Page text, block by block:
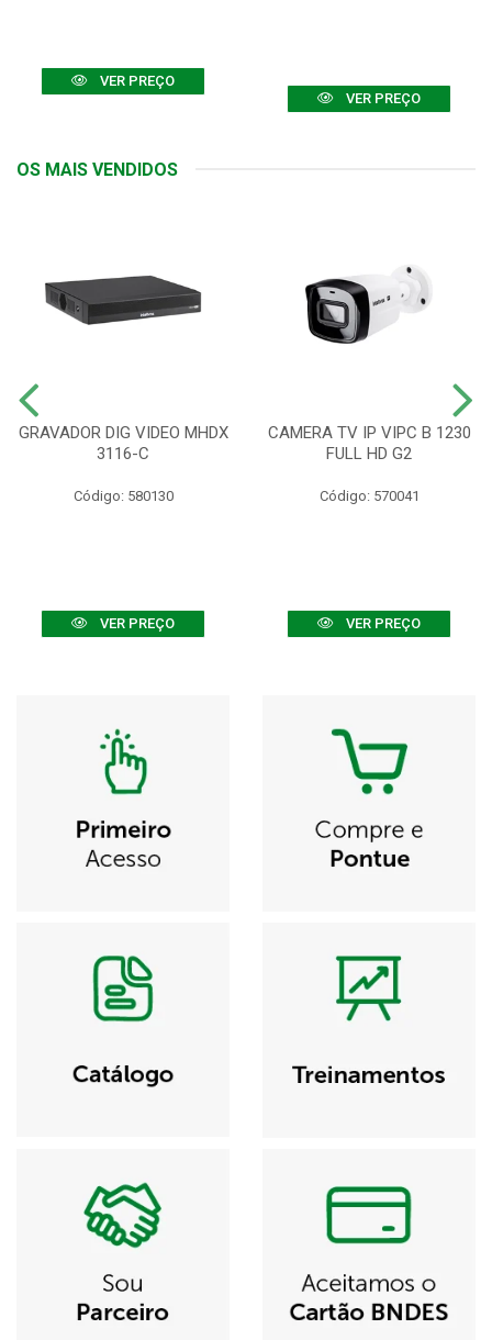
VER PREÇO
VER PREÇO
OS MAIS VENDIDOS
GRAVADOR DIG VIDEO MHDX
3116-C
Código: 580130
VER PREÇO
CAMERA TV IP VIPC B 1230
FULL HD G2
Código: 570041
VER PREÇO